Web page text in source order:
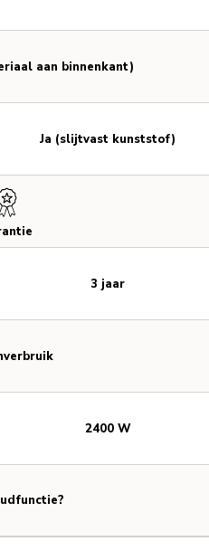
aan binnenkant)
Ja (slijtvast kunststof)
3 jaar
2400 W